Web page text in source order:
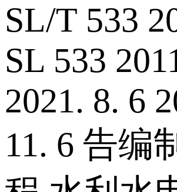
SL/T 533
SL 533
2021. 8. 6
11. 6 告编